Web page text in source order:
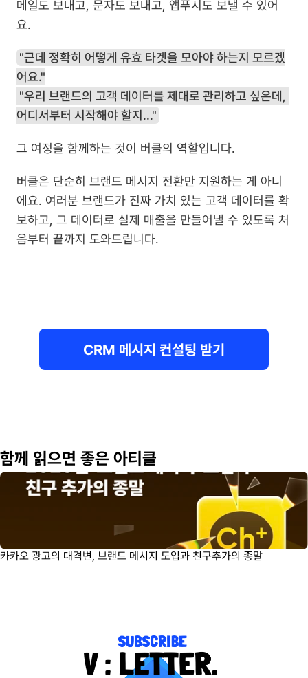
메일도 보내고, 문자도 보내고, 앱푸시도 보낼 수 있어
요.
"근데 정확히 어떻게 유효 타겟을 모아야 하는지 모르겠
어요."
어디서부터 시작해야 할지..."
그 여정을 함께하는 것이 버클의 역할입니다.
버클은 단순히 브랜드 메시지 전환만 지원하는 게 아니
에요. 여러분 브랜드가 진짜 가치 있는 고객 데이터를 확
보하고, 그 데이터로 실제 매출을 만들어낼 수 있도록 처
음부터 끝까지 도와드립니다.
CRM 메시지 컨설팅 받기
함께 읽으면 좋은 아티클
카카오 광고의 대격변, 브랜드 메시지 도입과 친구추가의 종말